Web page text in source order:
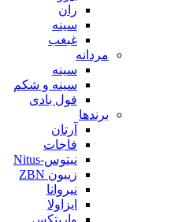
ران
سینه
غبغب
مردانه
سینه
سینه و شکم
فول بادی
برندها
آرتان
فاجات
نیتوس-Nitus
زیبون ZBN
نیروانا
ایزاولا